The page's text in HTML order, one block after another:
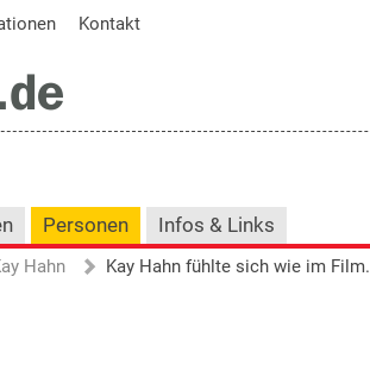
Kontakt
Personen Infos & Links
Hahn Kay Hahn fühlte sich wie im Film.